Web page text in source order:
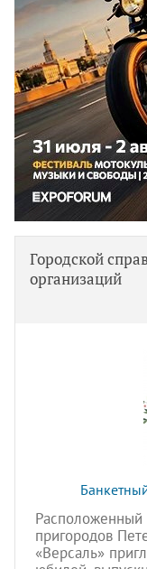
Городской
организаций
пригородов
«Версаль»